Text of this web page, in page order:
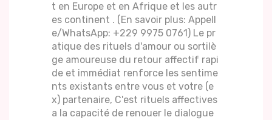
t en Europe et en Afrique et les autr
es continent . (En savoir plus: Appell
e/WhatsApp: +229 9975 0761) Le pr
atique des rituels d'amour ou sortilè
ge amoureuse du retour affectif rapi
de et immédiat renforce les sentime
nts existants entre vous et votre (e
x) partenaire, C'est rituels affectives
a la capacité de renouer le dialogue